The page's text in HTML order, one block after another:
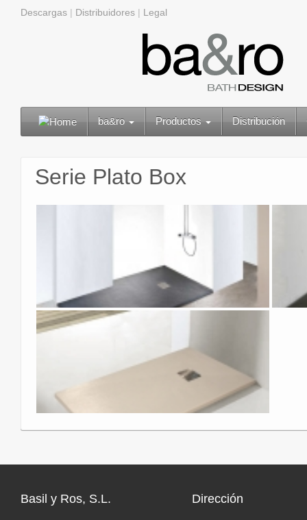
Descargas | Distribuidores | Legal
ba&ro Productos Distribución
Serie Plato Box
Basil y Ros, S.L. Dirección